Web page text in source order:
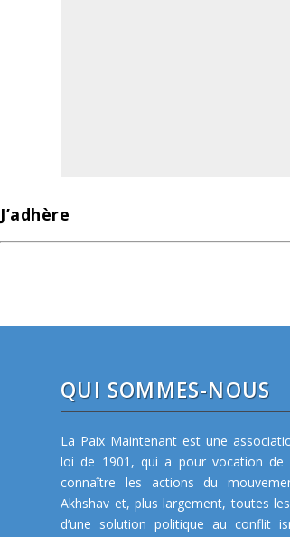
J’adhère
QUI SOMMES-NOUS
La Paix Maintenant est une
loi de 1901, qui a pour vocation de
connaître les actions du
Akhshav et, plus largement, toutes
d’une solution politique au conflit